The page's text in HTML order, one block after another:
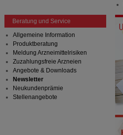
Beratung und Service
Allgemeine Information
Produktberatung
Meldung Arzneimittelrisiken
Zuzahlungsfreie Arzneien
Angebote & Downloads
Newsletter
Neukundenprämie
Stellenangebote